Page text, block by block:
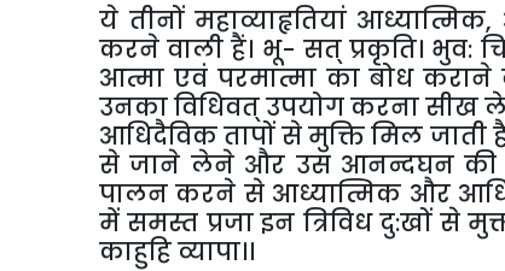
ये तीनों महाव्याहृतियां
करने वाली हैं। भू- सत् प्रकृति। भुव:
आत्मा एवं परमात्मा का बोध
उनका विधिवत् उपयोग करना सीख
आधिदैविक तापों से मुक्ति मिल
से जाने लेने और उस आनन्दघन की
पालन करने से आध्यात्मिक और
में समस्त प्रजा इन त्रिविध दु:खों से
काहुहि व्यापा।।